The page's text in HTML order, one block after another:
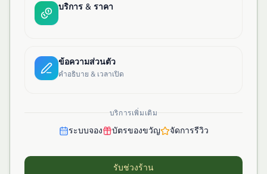
บริการ & ราคา
ข้อความส่วนตัว
คำอธิบาย & เวลาเปิด
บริการเพิ่มเติม
ระบบจอง บัตรของขวัญ จัดการรีวิว
รับช่วงร้าน